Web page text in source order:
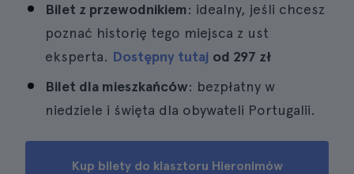
Bilet z przewodnikiem: idealny, jeśli chcesz
poznać historię tego miejsca z ust
eksperta. Dostępny tutaj od 297 zł
Bilet dla mieszkańców: bezpłatny w
niedziele i święta dla obywateli Portugalii.
Kup bilety do klasztoru Hieronimów